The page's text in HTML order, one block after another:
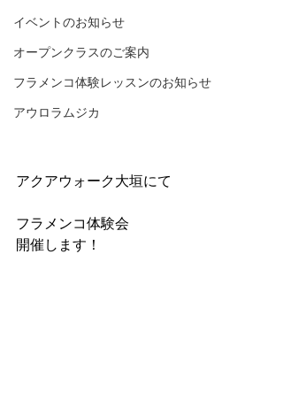
イベントのお知らせ
オープンクラスのご案内
フラメンコ体験レッスンのお知らせ
アウロラムジカ
アクアウォーク大垣にて
フラメンコ体験会
開催します！